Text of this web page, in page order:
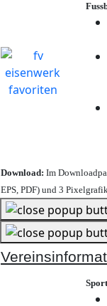
Download: Im
EPS, PDF) und 3